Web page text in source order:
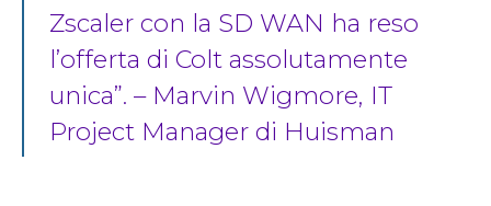
Zscaler con la SD WAN ha reso
l’offerta di Colt assolutamente
unica”. – Marvin Wigmore, IT
Project Manager di Huisman